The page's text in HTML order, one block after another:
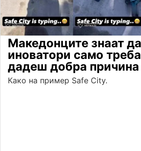
Македонците знаат
иноватори само
дадеш добра причина
Како на пример Safe City.